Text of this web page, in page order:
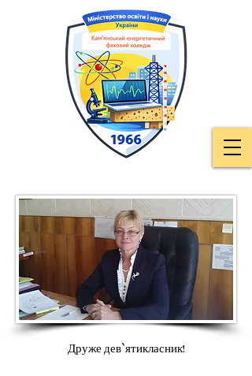
Друже дев`ятикласник!